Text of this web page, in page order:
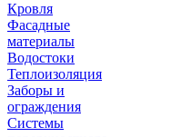
Кровля
Фасадные
материалы
Водостоки
Теплоизоляция
Заборы и
ограждения
Системы